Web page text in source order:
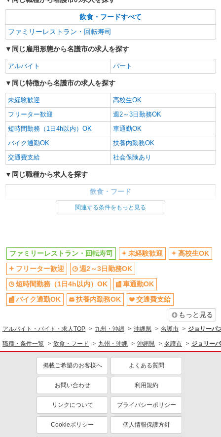
飲食・フードすべて
ファミリーレストラン・回転寿司
同じ雇用形態から名護市の求人を探す
アルバイト パート
同じ特徴から名護市の求人を探す
未経験歓迎
高校生OK
フリーター歓迎
週2～3日勤務OK
短時間勤務（1日4h以内）OK
車通勤OK
バイク通勤OK
扶養内勤務OK
交通費支給
社会保険あり
同じ職種から求人を探す
飲食・フード
同じ特徴から求人を探す
車通勤OK
扶養内勤務OK
交通費支給
社会保険あり
関連する条件をもっと見る
ファミリーレストラン・回転寿司 未経験歓迎
高校生OK
フリーター歓迎
週2～3日勤務OK
短時間勤務（1日4h以内）OK
車通勤OK
バイク通勤OK
扶養内勤務OK
交通費支給
もっと見る
アルバイト・バイト・求人TOP 九州・沖縄 沖縄県 名護市 ジョリーパ
職種・条件一覧 飲食・フード 九州・沖縄 沖縄県 名護市 ジョリー
掲載ご希望のお客様へ よくある質問
お問い合わせ 利用規約
リンクについて プライバシーポリシー
Cookieポリシー 個人情報保護方針